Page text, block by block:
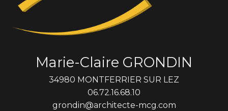
Marie-Claire GRONDIN
34980 MONTFERRIER SUR LEZ
06.72.16.68.10
grondin@architecte-mcg.com